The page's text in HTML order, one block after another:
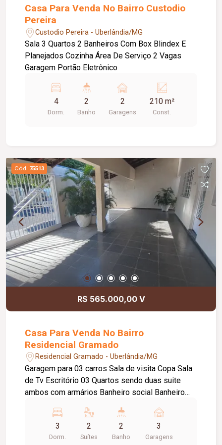
Casa Para Venda No Bairro Custodio
Pereira
Custodio Pereira - Uberlândia/MG
Sala 3 Quartos 2 Banheiros Com Box Blindex E
Planejados Cozinha Área De Serviço 2 Vagas
Garagem Portão Eletrônico
4
Dorm.
2
Banho
2
Garagens
210 m²
Const.
Cód. 75513
R$ 565.000,00 V
Casa Para Venda No Bairro
Residencial Gramado
Residencial Gramado - Uberlândia/MG
Garagem para 03 carros Sala de visita Copa Sala
de Tv Escritório 03 Quartos sendo duas suite
ambos com armários Banheiro social Banheiro
em Granito Mesa em Granito Área de serviço
grande Varanda com Churrasqueira Piscina Todas
as janelas são modelo Sasazaki Ótima
3
Dorm.
2
Suítes
2
Banho
3
Garagens